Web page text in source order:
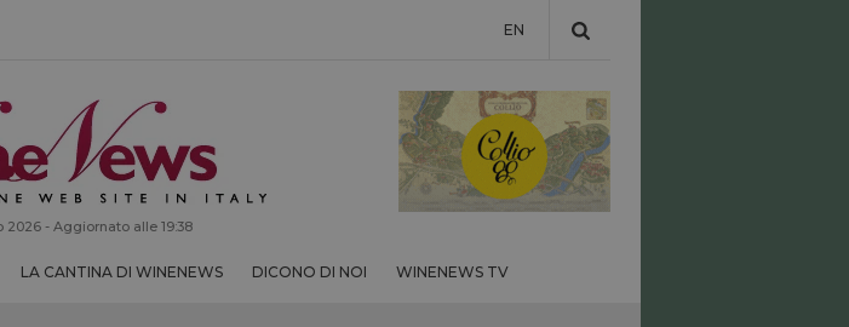
EN
2026 - Aggiornato alle 19:38
LA CANTINA DI WINENEWS DICONO DI NOI WINENEWS TV